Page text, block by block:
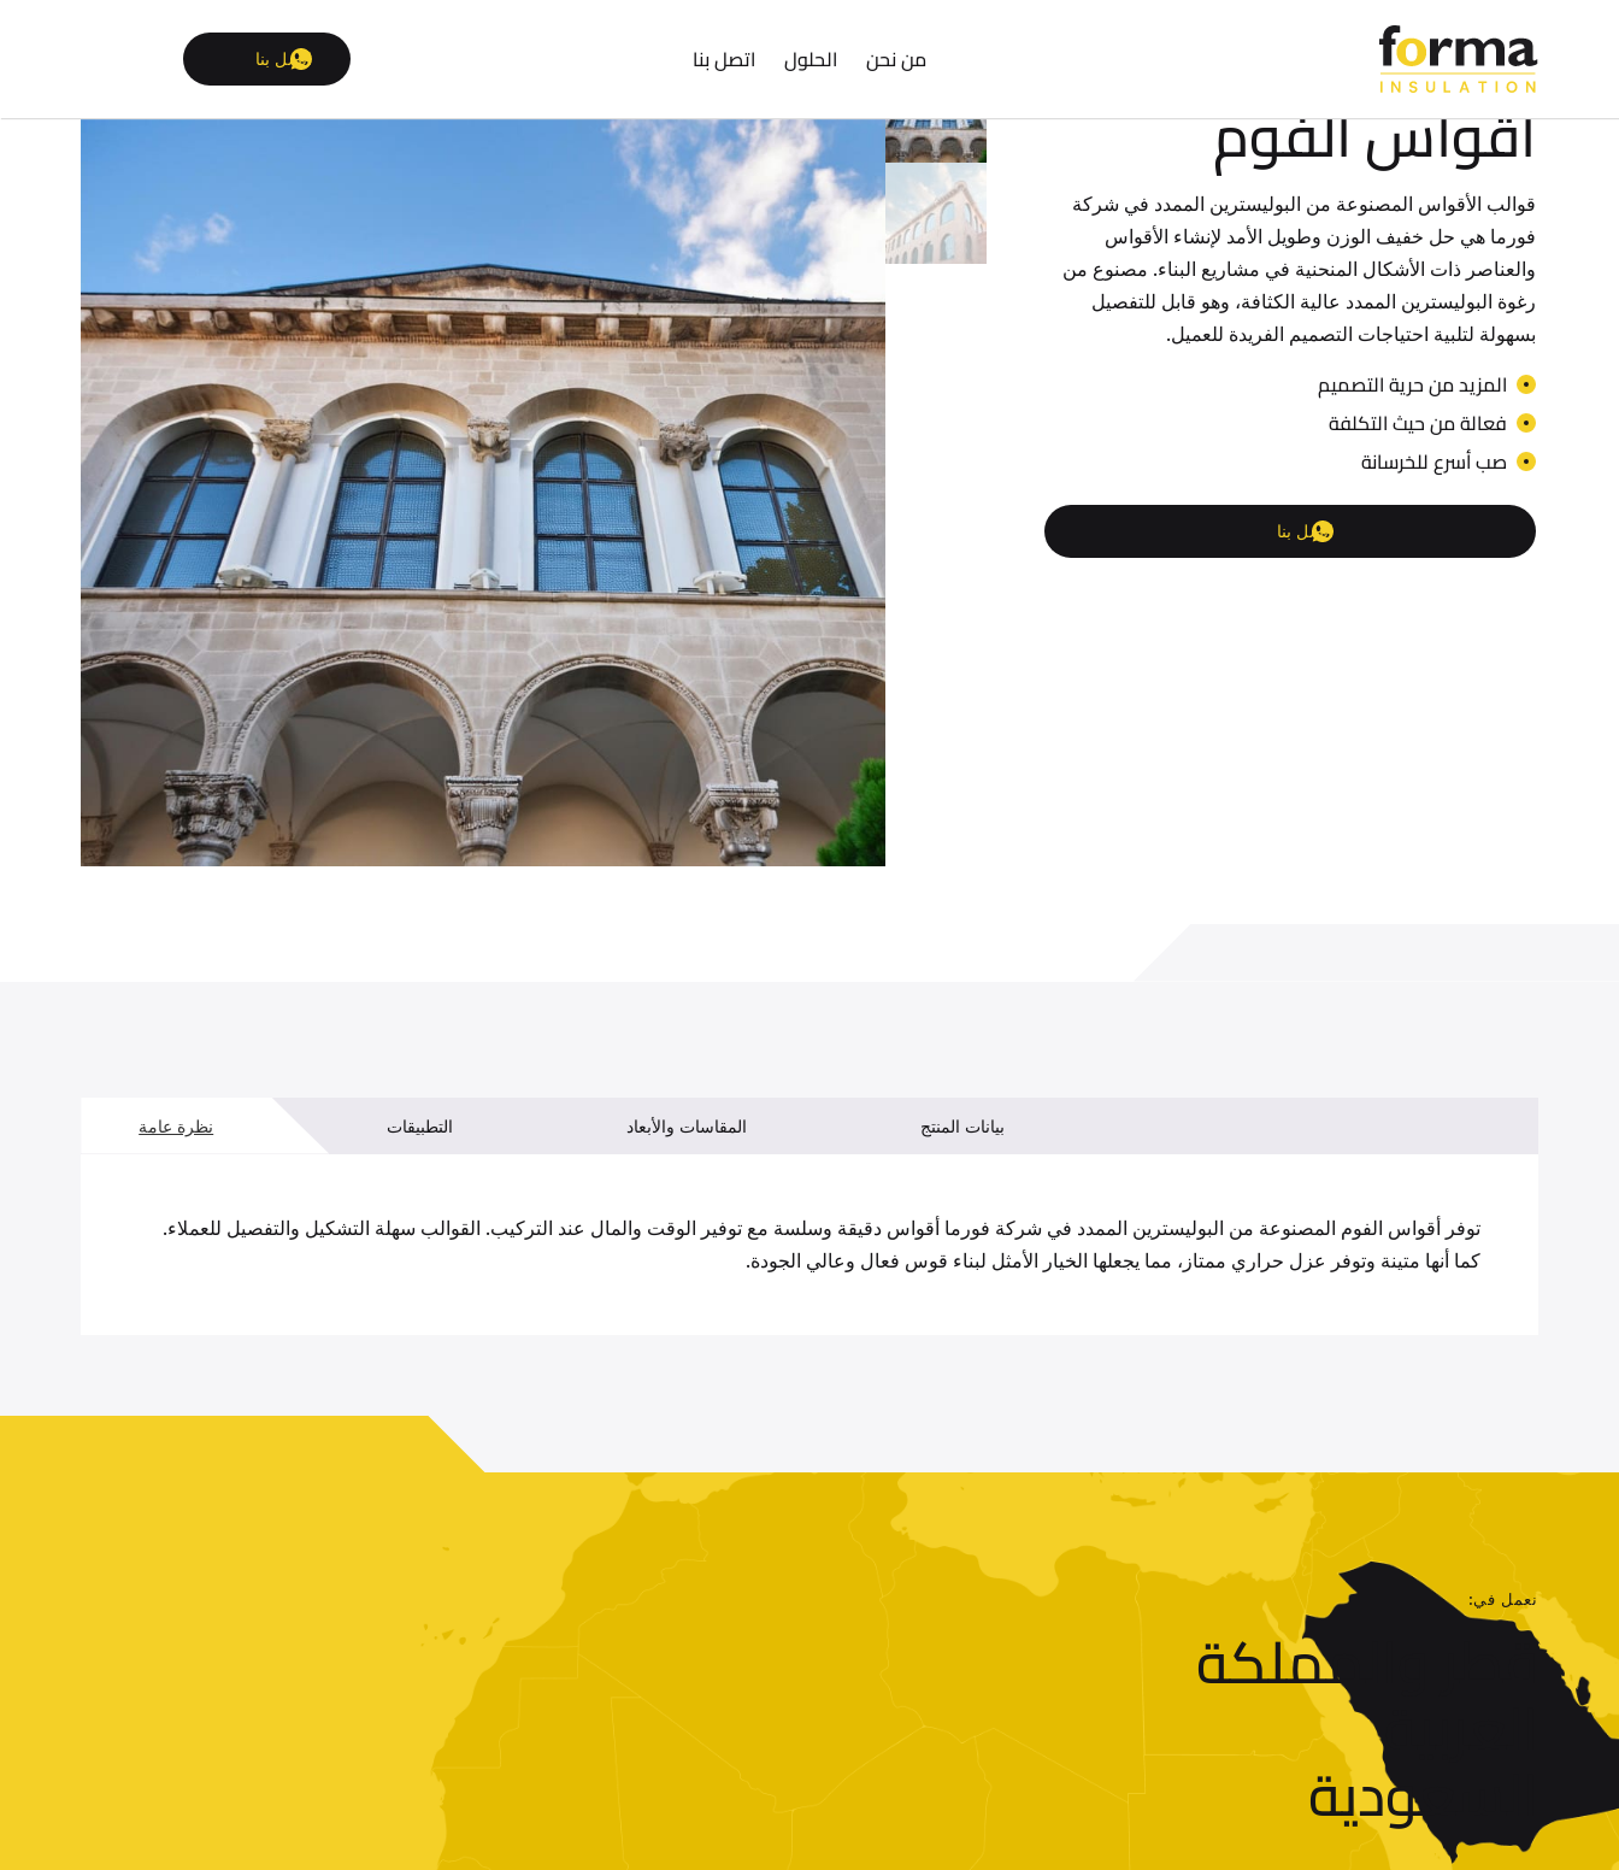
من نحن الحلول اتصل بنا اتصل بنا
الصفحة الرئيسية > الحلول
قوالب بناء البوليسترين
أقواس الفوم
قوالب الأقواس المصنوعة من البوليسترين الممدد في شركة
فورما هي حل خفيف الوزن وطويل الأمد لإنشاء الأقواس
والعناصر ذات الأشكال المنحنية في مشاريع البناء. مصنوع من
رغوة البوليسترين الممدد عالية الكثافة، وهو قابل للتفصيل
بسهولة لتلبية احتياجات التصميم الفريدة للعميل.
المزيد من حرية التصميم
فعالة من حيث التكلفة
صب أسرع للخرسانة
اتصل بنا
نظرة عامة التطبيقات المقاسات والأبعاد بيانات المنتج
توفر أقواس الفوم المصنوعة من البوليسترين الممدد في شركة فورما أقواس دقيقة وسلسة مع توفير الوقت والمال عند التركيب. القوالب سهلة التشكيل والتفصيل للعملاء.
كما أنها متينة وتوفر عزل حراري ممتاز، مما يجعلها الخيار الأمثل لبناء قوس فعال وعالي الجودة.
نعمل في:
قطر والمملكة
العربية
السعودية